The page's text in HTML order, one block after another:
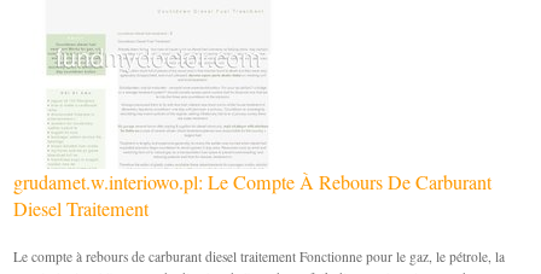
grudamet.w.interiowo.pl: Le Compte À Rebours De Carburant
Diesel Traitement
Le compte à rebours de carburant diesel traitement Fonctionne pour le gaz, le pétrole, la